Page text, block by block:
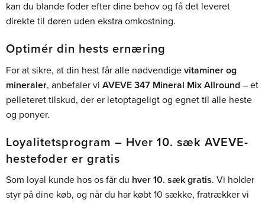
kan du blande foder efter dine behov og få det leveret
direkte til døren uden ekstra omkostning.
Optimér din hests ernæring
For at sikre, at din hest får alle nødvendige vitaminer og
mineraler, anbefaler vi AVEVE 347 Mineral Mix Allround – et
pelleteret tilskud, der er letoptageligt og egnet til alle heste
og ponyer.
Loyalitetsprogram – Hver 10. sæk AVEVE-
hestefoder er gratis
Som loyal kunde hos os får du hver 10. sæk gratis. Vi holder
styr på dine køb, og når du har købt 10 sække, fratrækker vi